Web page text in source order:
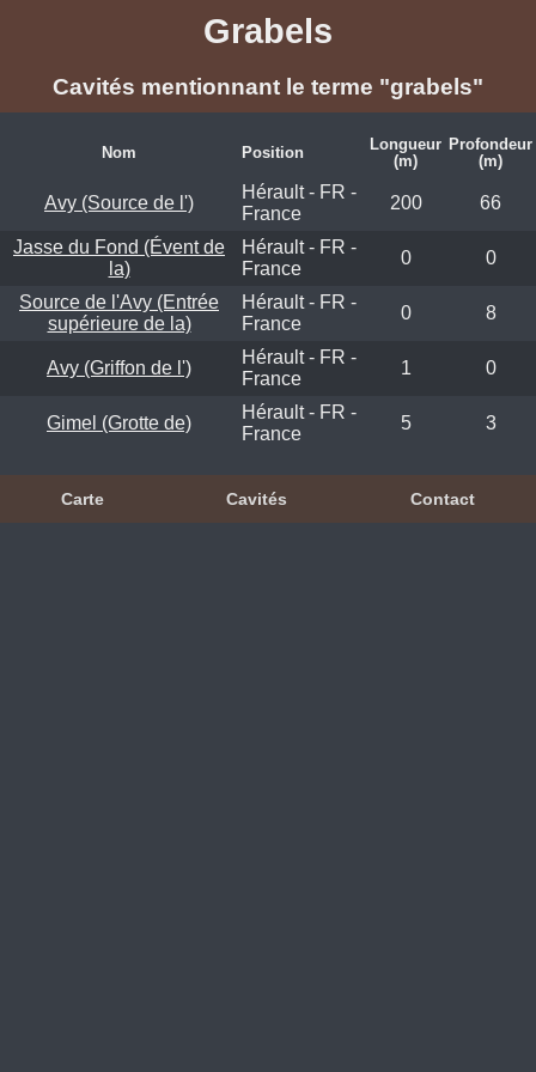
Grabels
Cavités mentionnant le terme "grabels"
Nom Position
Longueur
(m)
Profondeur
(m)
Avy (Source de l')
Hérault - FR -
France
200 66
Jasse du Fond (Évent de
la)
Hérault - FR -
France
0 0
Source de l'Avy (Entrée
supérieure de la)
Hérault - FR -
France
0 8
Avy (Griffon de l')
Hérault - FR -
France
1 0
Gimel (Grotte de)
Hérault - FR -
France
5 3
Carte Cavités Contact